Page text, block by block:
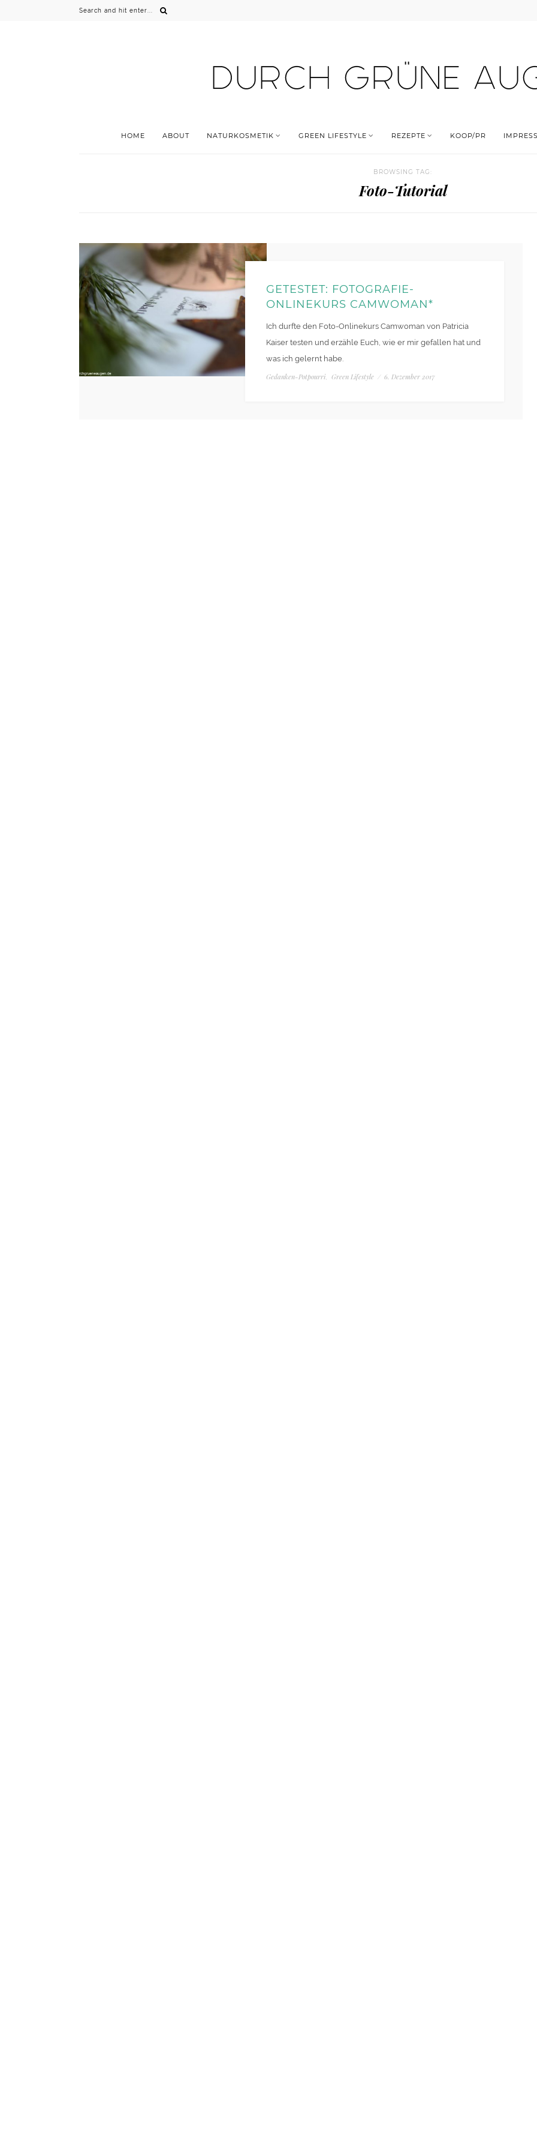
HOME ABOUT NATURKOSMETIK GREEN LIFESTYLE REZEPTE KOOP/PR
BROWSING TAG:
Foto-Tutorial
GETESTET: FOTOGRAFIE-
ONLINEKURS CAMWOMAN*
Ich durfte den Foto-Onlinekurs Camwoman von Patricia
Kaiser testen und erzähle Euch, wie er mir gefallen hat und
was ich gelernt habe.
Gedanken-Potpourri, Green Lifestyle / 6. Dezember 2017